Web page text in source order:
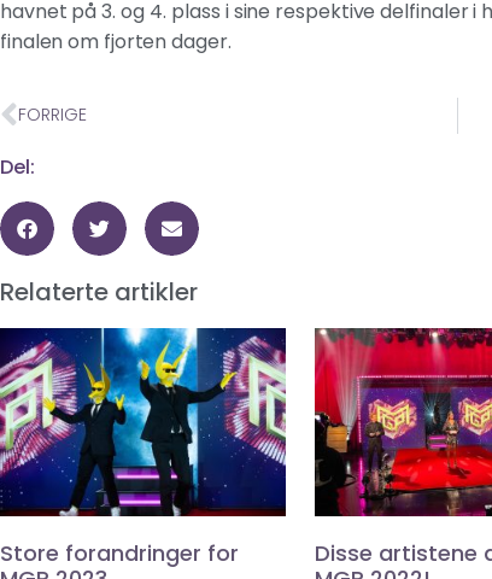
havnet på 3. og 4. plass i sine respektive delfinaler
finalen om fjorten dager.
FORRIGE
Del:
Relaterte artikler
Store forandringer for
Disse artistene